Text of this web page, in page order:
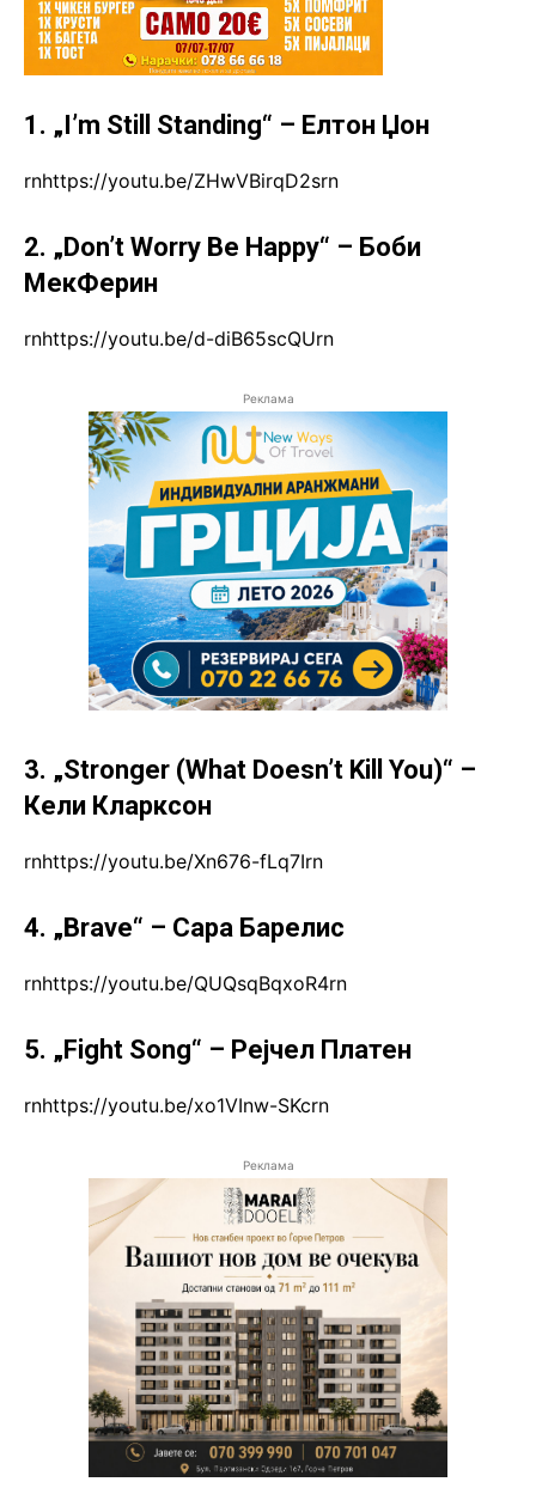
1. „I’m Still Standing“ – Елтон Џон
rnhttps://youtu.be/ZHwVBirqD2srn
2. „Don’t Worry Be Happy“ – Боби
МекФерин
rnhttps://youtu.be/d-diB65scQUrn
Реклама
3. „Stronger (What Doesn’t Kill You)“ –
Кели Кларксон
rnhttps://youtu.be/Xn676-fLq7Irn
4. „Brave“ – Сара Барелис
rnhttps://youtu.be/QUQsqBqxoR4rn
5. „Fight Song“ – Рејчел Платен
rnhttps://youtu.be/xo1VInw-SKcrn
Реклама